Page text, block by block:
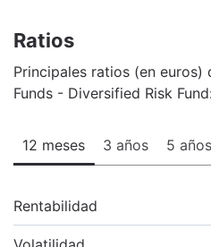
Ratios
Principales ratios (en
Funds - Diversified Risk Fund:
12 meses 3 años 5 años
Rentabilidad